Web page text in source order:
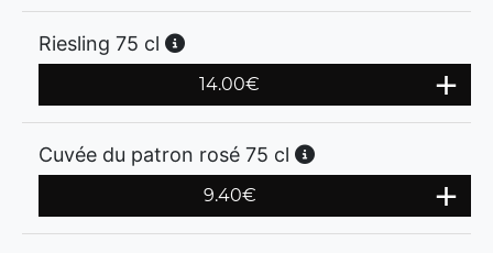
Riesling 75 cl
14.00€
Cuvée du patron rosé 75 cl
9.40€